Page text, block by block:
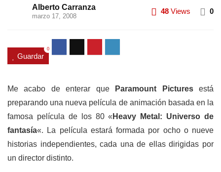
Alberto Carranza
marzo 17, 2008
48 Views 0
Guardar
0
Me acabo de enterar que Paramount Picturesestá
preparando una nueva película de animación basada en la
famosa película de los 80 « Heavy Metal: Universo de
fantasía«. La película estará formada por ocho o nueve
historias independientes, cada una de ellas dirigidas por
un director distinto.